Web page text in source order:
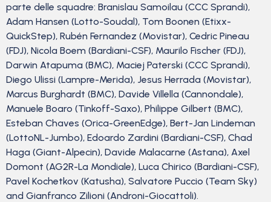
parte delle squadre: Branislau Samoilau (CCC Sprandi),
Adam Hansen (Lotto-Soudal), Tom Boonen (Etixx-
QuickStep), Rubén Fernandez (Movistar), Cedric Pineau
(FDJ), Nicola Boem (Bardiani-CSF), Maurilo Fischer (FDJ),
Darwin Atapuma (BMC), Maciej Paterski (CCC Sprandi),
Diego Ulissi (Lampre-Merida), Jesus Herrada (Movistar),
Marcus Burghardt (BMC), Davide Villella (Cannondale),
Manuele Boaro (Tinkoff-Saxo), Philippe Gilbert (BMC),
Esteban Chaves (Orica-GreenEdge), Bert-Jan Lindeman
(LottoNL-Jumbo), Edoardo Zardini (Bardiani-CSF), Chad
Haga (Giant-Alpecin), Davide Malacarne (Astana), Axel
Domont (AG2R-La Mondiale), Luca Chirico (Bardiani-CSF),
Pavel Kochetkov (Katusha), Salvatore Puccio (Team Sky)
and Gianfranco Zilioni (Androni-Giocattoli).